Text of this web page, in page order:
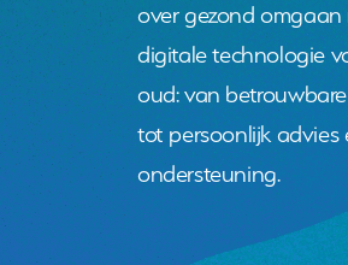
over gezond omgaan
digitale technologie
oud: van
tot persoonlijk advies
ondersteuning.